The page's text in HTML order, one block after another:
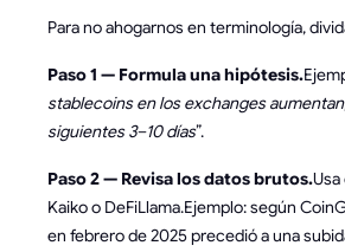
Para no ahogarnos en terminología,
Paso 1 — Formula una hipótesis.
stablecoins en los exchanges
siguientes 3–10 días”.
Paso 2 — Revisa los datos brutos.
Kaiko o DeFiLlama.Ejemplo: según
en febrero de 2025 precedió a una